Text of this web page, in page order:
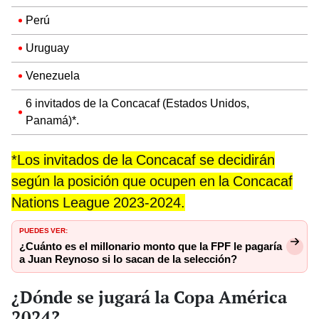
Perú
Uruguay
Venezuela
6 invitados de la Concacaf (Estados Unidos,
Panamá)*.
*Los invitados de la Concacaf se decidirán
según la posición que ocupen en la Concacaf
Nations League 2023-2024.
PUEDES VER:
¿Cuánto es el millonario monto que la FPF le pagaría
a Juan Reynoso si lo sacan de la selección?
¿Dónde se jugará la Copa América